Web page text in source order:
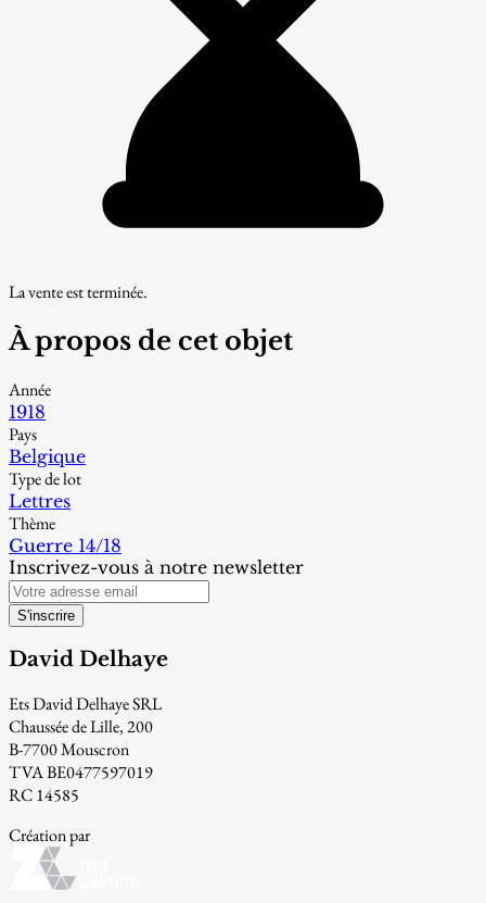
La vente est terminée.
À propos de cet objet
Année
1918
Pays
Belgique
Type de lot
Lettres
Thème
Guerre 14/18
Inscrivez-vous à notre newsletter
S'inscrire
David Delhaye
Ets David Delhaye SRL
Chaussée de Lille, 200
B-7700 Mouscron
TVA BE0477597019
RC 14585
Création par